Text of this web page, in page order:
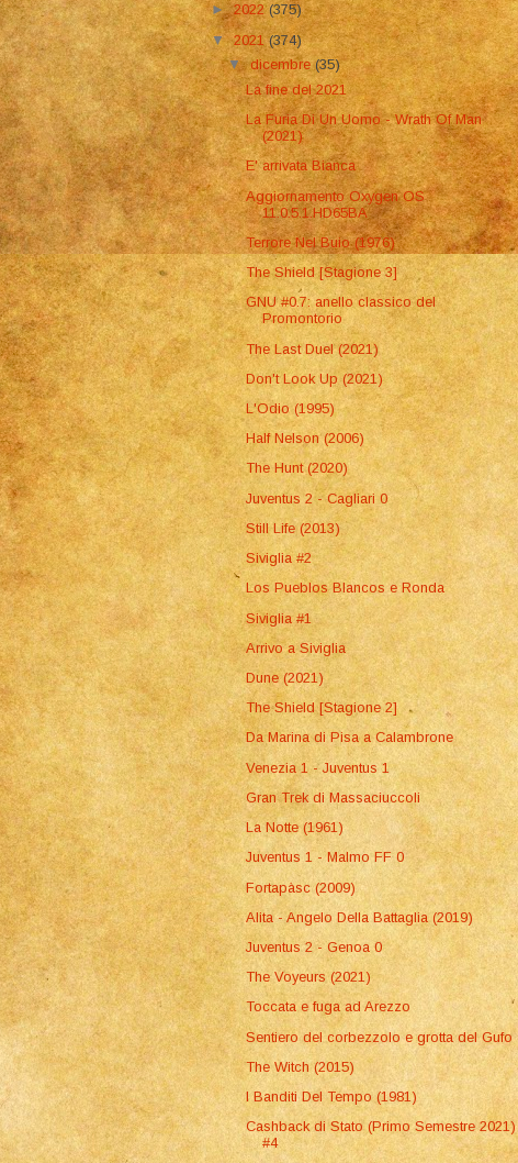
►2022 (375)
▼2021(374)
▼dicembre(35)
La fine del 2021
La Furia Di Un Uomo - Wrath Of Man
(2021)
E' arrivata Bianca
Aggiornamento Oxygen OS
11.0.5.1.HD65BA
Terrore Nel Buio (1976)
The Shield [Stagione 3]
GNU #0.7: anello classico del
Promontorio
The Last Duel (2021)
Don't Look Up (2021)
L'Odio (1995)
Half Nelson (2006)
The Hunt (2020)
Juventus 2 - Cagliari 0
Still Life (2013)
Siviglia #2
Los Pueblos Blancos e Ronda
Siviglia #1
Arrivo a Siviglia
Dune (2021)
The Shield [Stagione 2]
Da Marina di Pisa a Calambrone
Venezia 1 - Juventus 1
Gran Trek di Massaciuccoli
La Notte (1961)
Juventus 1 - Malmo FF 0
Fortapàsc (2009)
Alita - Angelo Della Battaglia (2019)
Juventus 2 - Genoa 0
The Voyeurs (2021)
Toccata e fuga ad Arezzo
Sentiero del corbezzolo e grotta del Gufo
The Witch (2015)
I Banditi Del Tempo (1981)
Cashback di Stato (Primo Semestre 2021)
#4